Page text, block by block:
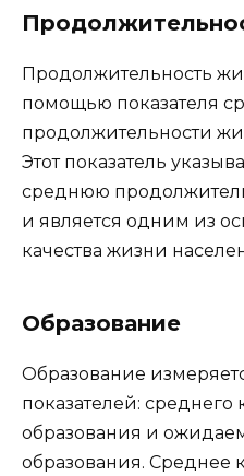
Продолжительность
помощью показателя
продолжительности
Этот показатель
среднюю
и является одним из
качества жизни
Образование
Образование
показателей: среднего
образования и
образования. Среднее